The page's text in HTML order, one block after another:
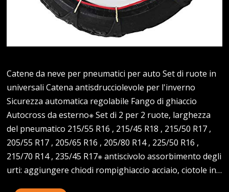
Catene da neve per pneumatici per auto Set di ruote in
universali Catena antisdrucciolevole per l'inverno
Sicurezza automatica regolabile Fango di ghiaccio
Autocross da esterno※ Set di 2 per 2 ruote, larghezza
del pneumatico 215/55 R16 , 215/45 R18 , 215/50 R17 ,
205/55 R17 , 205/65 R16 , 205/80 R14 , 225/50 R16 ,
215/70 R14 , 235/45 R17※ antiscivolo assorbimento degli
urti: aggiungere chiodi rompighiaccio acciaio, ciotole in…